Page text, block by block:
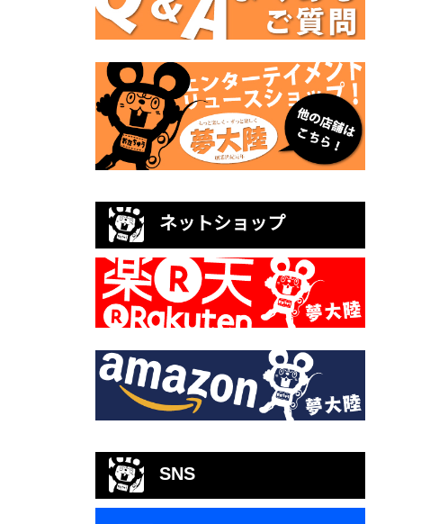
ネットショップ
SNS